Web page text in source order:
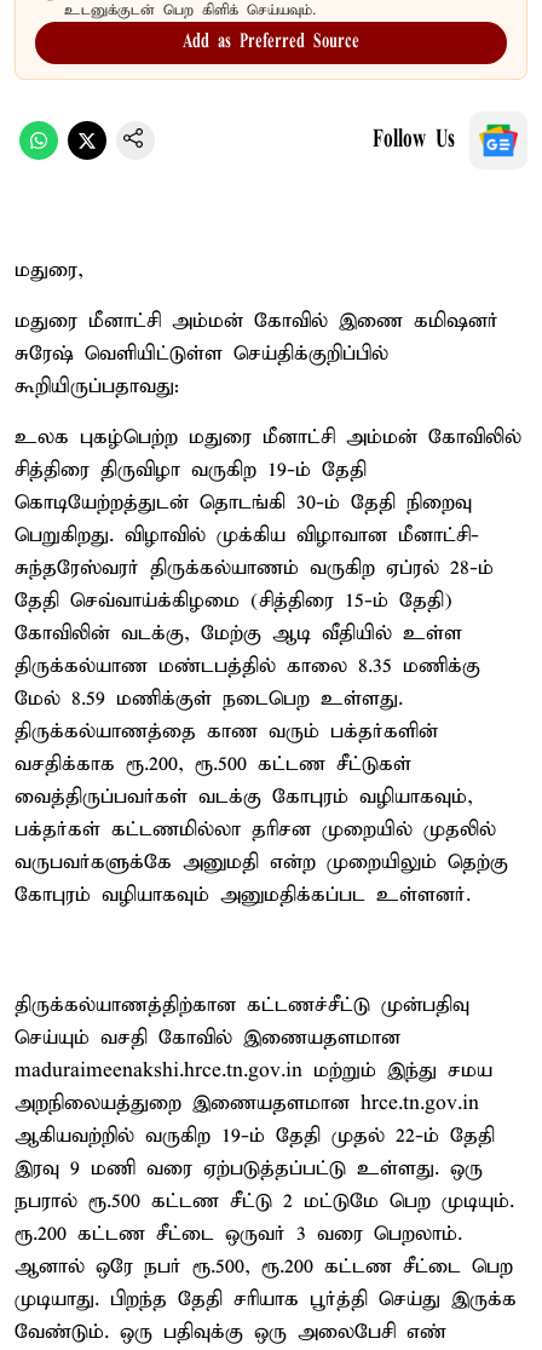
உடனுக்குடன் பெற கிளிக் செய்யவும்.
Add as Preferred Source
Follow Us
மதுரை,
மதுரை மீனாட்சி அம்மன் கோவில் இணை கமிஷனர்
சுரேஷ் வெளியிட்டுள்ள செய்திக்குறிப்பில்
கூறியிருப்பதாவது:
உலக புகழ்பெற்ற மதுரை மீனாட்சி அம்மன் கோவிலில்
சித்திரை திருவிழா வருகிற 19-ம் தேதி
கொடியேற்றத்துடன் தொடங்கி 30-ம் தேதி நிறைவு
பெறுகிறது. விழாவில் முக்கிய விழாவான மீனாட்சி-
சுந்தரேஸ்வரர் திருக்கல்யாணம் வருகிற ஏப்ரல் 28-ம்
தேதி செவ்வாய்க்கிழமை (சித்திரை 15-ம் தேதி)
கோவிலின் வடக்கு, மேற்கு ஆடி வீதியில் உள்ள
திருக்கல்யாண மண்டபத்தில் காலை 8.35 மணிக்கு
மேல் 8.59 மணிக்குள் நடைபெற உள்ளது.
திருக்கல்யாணத்தை காண வரும் பக்தர்களின்
வசதிக்காக ரூ.200, ரூ.500 கட்டண சீட்டுகள்
வைத்திருப்பவர்கள் வடக்கு கோபுரம் வழியாகவும்,
பக்தர்கள் கட்டணமில்லா தரிசன முறையில் முதலில்
வருபவர்களுக்கே அனுமதி என்ற முறையிலும் தெற்கு
கோபுரம் வழியாகவும் அனுமதிக்கப்பட உள்ளனர்.
திருக்கல்யாணத்திற்கான கட்டணச்சீட்டு முன்பதிவு
செய்யும் வசதி கோவில் இணையதளமான
maduraimeenakshi.hrce.tn.gov.in மற்றும் இந்து சமய
அறநிலையத்துறை இணையதளமான hrce.tn.gov.in
ஆகியவற்றில் வருகிற 19-ம் தேதி முதல் 22-ம் தேதி
இரவு 9 மணி வரை ஏற்படுத்தப்பட்டு உள்ளது. ஒரு
நபரால் ரூ.500 கட்டண சீட்டு 2 மட்டுமே பெற முடியும்.
ரூ.200 கட்டண சீட்டை ஒருவர் 3 வரை பெறலாம்.
ஆனால் ஒரே நபர் ரூ.500, ரூ.200 கட்டண சீட்டை பெற
முடியாது. பிறந்த தேதி சரியாக பூர்த்தி செய்து இருக்க
வேண்டும். ஒரு பதிவுக்கு ஒரு அலைபேசி எண்